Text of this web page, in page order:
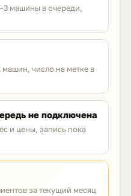
машины в очереди,
число на метке в
не подключена
и цены, запись пока
за текущий месяц